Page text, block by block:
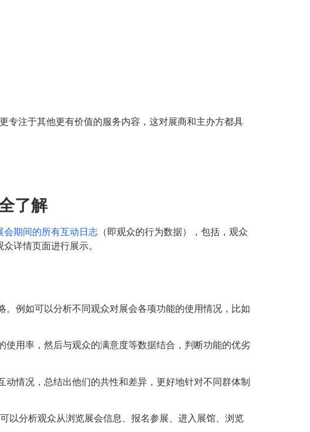
专注于其他更有价值的服务内容，这对展商和主办方都具
了解
会期间的所有互动日志 （即观众的行为数据），包括，观众
详情页面进行展示。
例如可以分析不同观众对展会各项功能的使用情况，比如
使用率，然后与观众的满意度等数据结合，判断功能的优劣
情况，总结出他们的共性和差异，更好地针对不同群体制
以分析观众从浏览展会信息、报名参展、进入展馆、浏览